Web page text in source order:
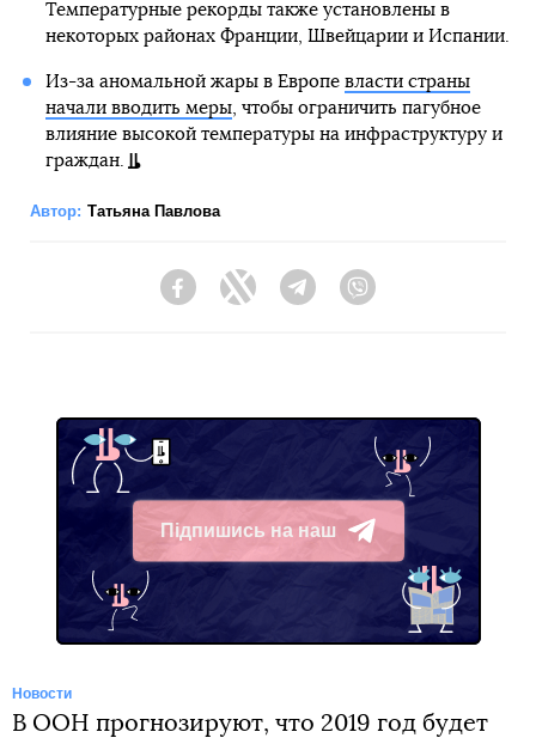
Температурные рекорды также установлены в
некоторых районах Франции, Швейцарии и Испании.
Из-за аномальной жары в Европе власти страны
начали вводить меры, чтобы ограничить пагубное
влияние высокой температуры на инфраструктуру и
граждан.
Автор: Татьяна Павлова
FacebookTwitter Telegram
Підпишись на наш
Telegram
Новости
В ООН прогнозируют, что 2019 год будет